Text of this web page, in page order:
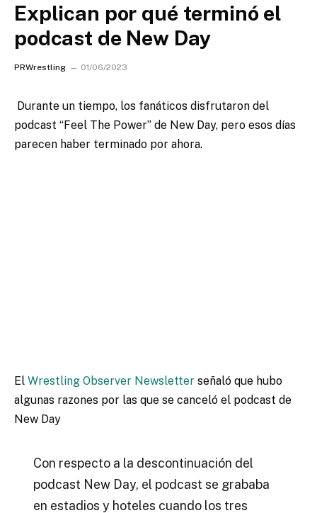
Explican por qué terminó el
podcast de New Day
PRWrestling 01/06/2023
Durante un tiempo, los fanáticos disfrutaron del
podcast “Feel The Power” de New Day, pero esos días
parecen haber terminado por ahora.
El Wrestling Observer Newsletter señaló que hubo
algunas razones por las que se canceló el podcast de
New Day
Con respecto a la descontinuación del
podcast New Day, el podcast se grababa
en estadios y hoteles cuando los tres